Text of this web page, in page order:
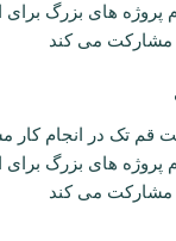
پروژه های بزرگ برای
مشارکت می کند
قم تک در انجام کار
پروژه های بزرگ برای
مشارکت می کند